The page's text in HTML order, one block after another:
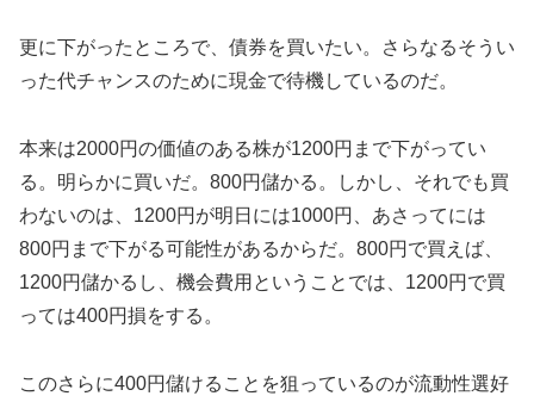
更に下がったところで、債券を買いたい。さらなるそうい
った代チャンスのために現金で待機しているのだ。
本来は2000円の価値のある株が1200円まで下がってい
る。明らかに買いだ。800円儲かる。しかし、それでも買
わないのは、1200円が明日には1000円、あさってには
800円まで下がる可能性があるからだ。800円で買えば、
1200円儲かるし、機会費用ということでは、1200円で買
っては400円損をする。
このさらに400円儲けることを狙っているのが流動性選好